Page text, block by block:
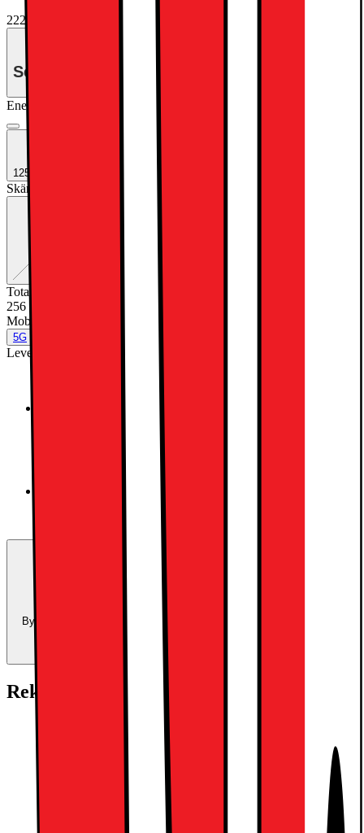
22290.-
Se månadspris vid delbetalning.
Energiklass
1250:- EXTRA INBYTESRABATT
Skärmteknik Standard glass
Exakt kombination saknas
Total lagringskapacitet (GB)
256
256
Mobilt datanätverk
5G
Leverantörens färgnamn Space Black
Trade-in:
Uppgradera för mindre
Byt in din enhet och använd dess värde som delbetalning mot en ny
enhet.
Beräkna ditt inbytesvärde
Rekommenderade tillbehör:
Apple AirPods Pro Gen 3 (2025) True
Wireless hörlurar